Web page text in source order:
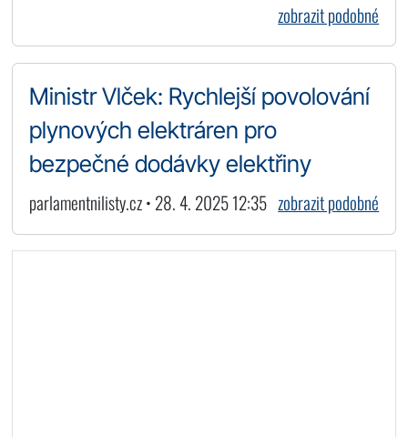
zobrazit podobné
Ministr Vlček: Rychlejší povolování
plynových elektráren pro
bezpečné dodávky elektřiny
parlamentnilisty.cz • 28. 4. 2025 12:35 zobrazit podobné